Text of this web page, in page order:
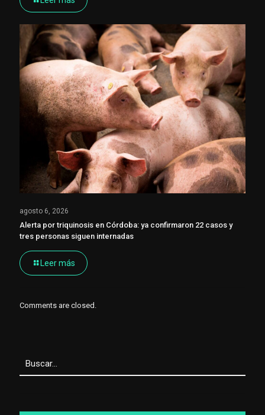
agosto 6, 2026
Alerta por triquinosis en Córdoba: ya confirmaron 22 casos y
tres personas siguen internadas
Leer más
Comments are closed.